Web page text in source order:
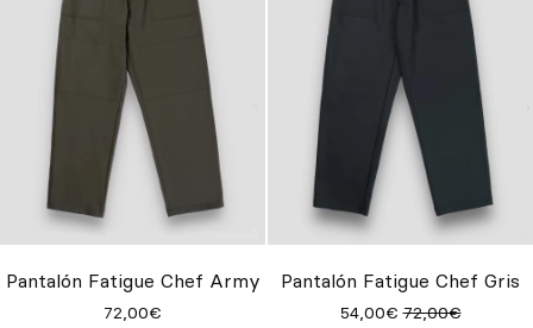
Pantalón Fatigue Chef Army
72,00€
Pantalón Fatigue Chef Gris
54,00€ 72,00€